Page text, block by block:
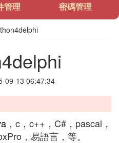
管理 密碼管理
09-13 06:47:34
，c，c++，C#，pascal，
，易語言，等。